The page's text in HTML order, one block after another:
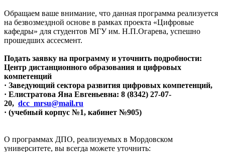
Обращаем ваше внимание, что данная программа реализуется
на безвозмездной основе в рамках проекта «Цифровые
кафедры» для студентов МГУ им. Н.П.Огарева, успешно
прошедших ассесмент.
Подать заявку на программу и уточнить подробности:
Центр дистанционного образования и цифровых
компетенций
· Заведующий сектора развития цифровых компетенций,
· Елистратова Яна Евгеньевна: 8 (8342) 27-07-
20, dcc_mrsu@mail.ru
· (учебный корпус №1, кабинет №905)
О программах ДПО, реализуемых в Мордовском
университете, вы всегда можете уточнить: